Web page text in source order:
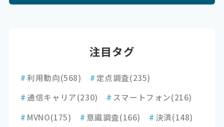
注目タグ
#利用動向(568) # 定点調査(235)
#通信キャリア(230) # スマートフォン(216)
# MVNO(175) # 意識調査(166) # 決済(148)